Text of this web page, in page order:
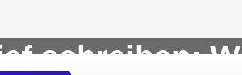
schreiben: